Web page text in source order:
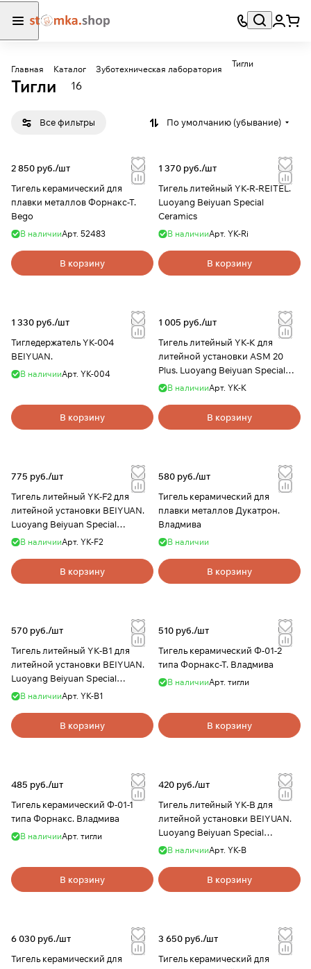
Главная Каталог Зуботехническая лаборатория
Тигли
Тигли 16
Все фильтры По умолчанию (убывание)
2 850 руб./шт
Тигель керамический для
плавки металлов Форнакс-Т.
Bego
В наличииАрт. 52483
В корзину
1 370 руб./шт
Тигель литейный YK-R-REITEL.
Luoyang Beiyuan Special
Ceramics
В наличииАрт. YK-Ri
В корзину
1 330 руб./шт
Тигледержатель YK-004
BEIYUAN.
В наличииАрт. YK-004
В корзину
1 005 руб./шт
Тигель литейный YK-K для
литейной установки ASM 20
Plus. Luoyang Beiyuan Special
Ceramics
В наличииАрт. YK-K
В корзину
775 руб./шт
Тигель литейный YK-F2 для
литейной установки BEIYUAN.
Luoyang Beiyuan Special
Ceramics
В наличииАрт. YK-F2
В корзину
580 руб./шт
Тигель керамический для
плавки металлов Дукатрон.
Владмива
В наличии
В корзину
570 руб./шт
Тигель литейный YK-B1 для
литейной установки BEIYUAN.
Luoyang Beiyuan Special
Ceramics
В наличииАрт. YK-B1
В корзину
510 руб./шт
Тигель керамический Ф-01-2
типа Форнакс-Т. Владмива
В наличииАрт. тигли
В корзину
485 руб./шт
Тигель керамический Ф-01-1
типа Форнакс. Владмива
В наличииАрт. тигли
В корзину
420 руб./шт
Тигель литейный YK-B для
литейной установки BEIYUAN.
Luoyang Beiyuan Special
Ceramics
В наличииАрт. YK-B
В корзину
6 030 руб./шт
Тигель керамический для
3 650 руб./шт
Тигель керамический для